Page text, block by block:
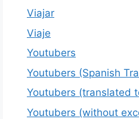
Viajar
Viaje
Youtubers
Youtubers (Spanish
Youtubers (translated
Youtubers (without